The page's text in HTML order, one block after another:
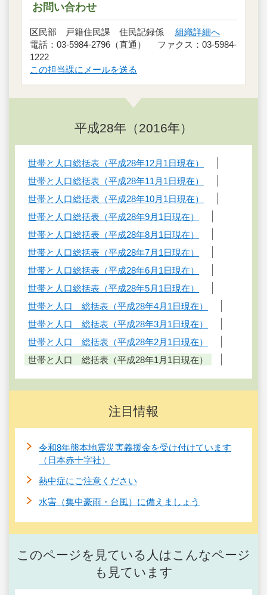
お問い合わせ
区民部 戸籍住民課 住民記録係 組織詳細へ
電話：03-5984-2796（直通） ファクス：03-5984-
1222
この担当課にメールを送る
平成28年（2016年）
世帯と人口総括表（平成28年12月1日現在）
世帯と人口総括表（平成28年11月1日現在）
世帯と人口総括表（平成28年10月1日現在）
世帯と人口総括表（平成28年9月1日現在）
世帯と人口総括表（平成28年8月1日現在）
世帯と人口総括表（平成28年7月1日現在）
世帯と人口総括表（平成28年6月1日現在）
世帯と人口総括表（平成28年5月1日現在）
世帯と人口 総括表（平成28年4月1日現在）
世帯と人口 総括表（平成28年3月1日現在）
世帯と人口 総括表（平成28年2月1日現在）
世帯と人口 総括表（平成28年1月1日現在）
注目情報
令和8年熊本地震災害義援金を受け付けています
（日本赤十字社）
熱中症にご注意ください
水害（集中豪雨・台風）に備えましょう
このページを見ている人はこんなページ
も見ています